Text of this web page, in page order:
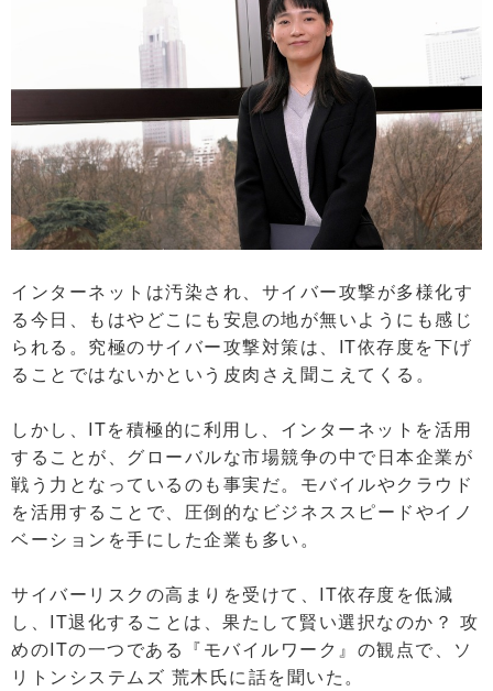
インターネットは汚染され、サイバー攻撃が多様化す
る今日、もはやどこにも安息の地が無いようにも感じ
られる。究極のサイバー攻撃対策は、IT依存度を下げ
ることではないかという皮肉さえ聞こえてくる。
しかし、ITを積極的に利用し、インターネットを活用
することが、グローバルな市場競争の中で日本企業が
戦う力となっているのも事実だ。モバイルやクラウド
を活用することで、圧倒的なビジネススピードやイノ
ベーションを手にした企業も多い。
サイバーリスクの高まりを受けて、IT依存度を低減
し、IT退化することは、果たして賢い選択なのか？ 攻
めのITの一つである『モバイルワーク』の観点で、ソ
リトンシステムズ 荒木氏に話を聞いた。